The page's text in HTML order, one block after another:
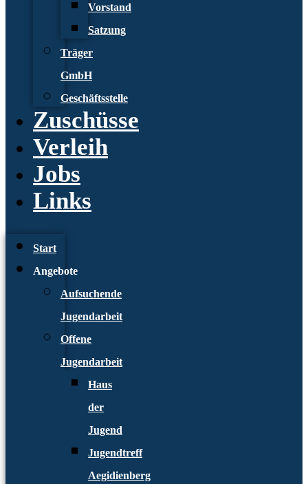
Vorstand
Satzung
Träger
GmbH
Geschäftsstelle
Zuschüsse
Verleih
Jobs
Links
Start
Angebote
Aufsuchende
Jugendarbeit
Offene
Jugendarbeit
Haus
der
Jugend
Jugendtreff
Aegidienberg